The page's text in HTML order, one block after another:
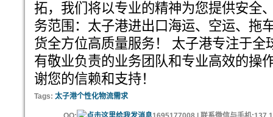
拓，我们将以专业的精神为您提供安全
务范围：太子港进出口海运、空运、拖
货全方位高质量服务！ 太子港专注于全
有敬业负责的业务团队和专业高效的操
谢您的信赖和支持！
Tags: 太子港个性化物流需求